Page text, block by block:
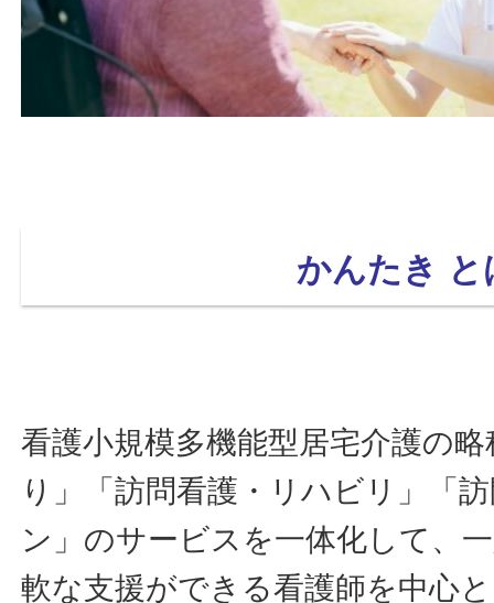
かんたき と
看護小規模多機能型居宅介護の
り」「訪問看護・リハビリ」「
ン」のサービスを一体化して、
軟な支援ができる看護師を中心